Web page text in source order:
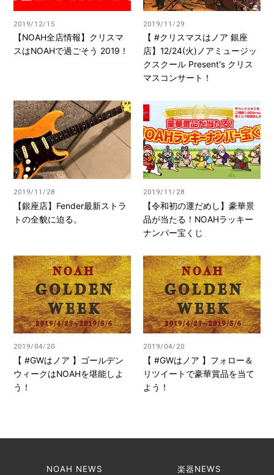
2019/12/15
【NOAH全店情報】クリスマ
スはNOAHで過ごそう 2019！
2019/11/29
【 #クリスマスはノア 銀座
店】12/24(火)ノアミュージッ
クスクール Present's クリス
マスコンサート！
2019/11/28
【銀座店】Fender最新ストラ
トの全貌に迫る。
2019/11/28
【令和初の運だめし】豪華景
品が当たる！NOAHラッキー
ナンバー宝くじ
2019/04/20
【 #GWはノア 】ゴールデン
ウィークはNOAHを堪能しよ
う！
2019/04/20
【 #GWはノア 】フォロー＆
リツイートで豪華賞品を当て
よう！
NOAH NEWS 楽器NEWS